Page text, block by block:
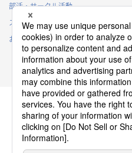
部活・サークル活動
スポンサー活動
お問い合わせ